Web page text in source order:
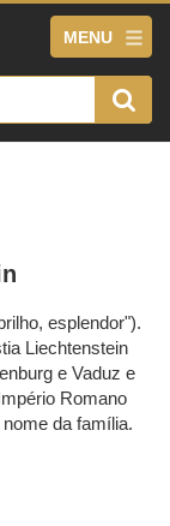
MENU
esplendor").
Liechtenstein
e Vaduz e
Romano
da família.